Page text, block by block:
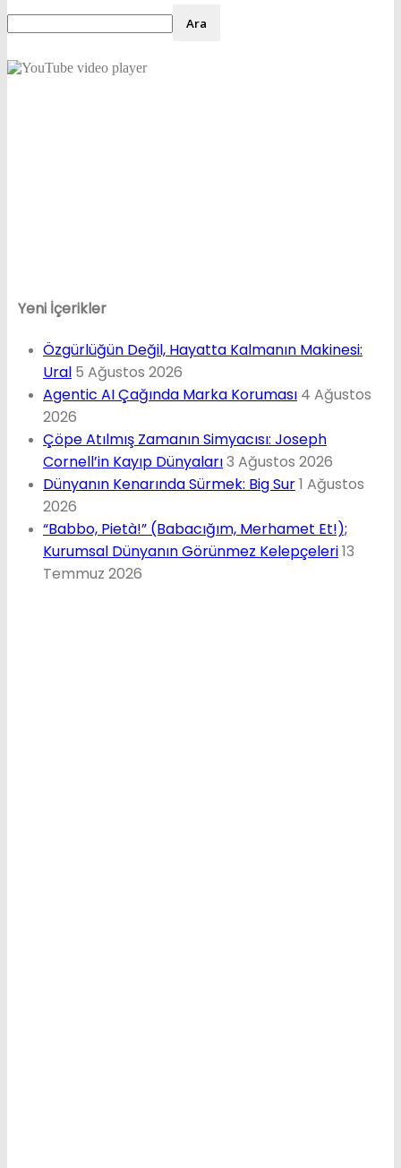
Yeni İçerikler
Özgürlüğün Değil, Hayatta Kalmanın Makinesi:
Ural 5 Ağustos 2026
Agentic AI Çağında Marka Koruması 4 Ağustos
2026
Çöpe Atılmış Zamanın Simyacısı: Joseph
Cornell’in Kayıp Dünyaları3 Ağustos 2026
Dünyanın Kenarında Sürmek: Big Sur1 Ağustos
2026
“Babbo, Pietà!” (Babacığım, Merhamet Et!);
Kurumsal Dünyanın Görünmez Kelepçeleri13
Temmuz 2026